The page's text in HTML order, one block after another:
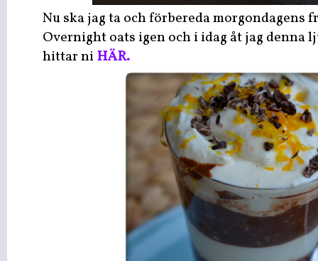
Nu ska jag ta och förbereda morgondagens
Overnight oats igen och i idag åt jag denna
hittar niHÄR.